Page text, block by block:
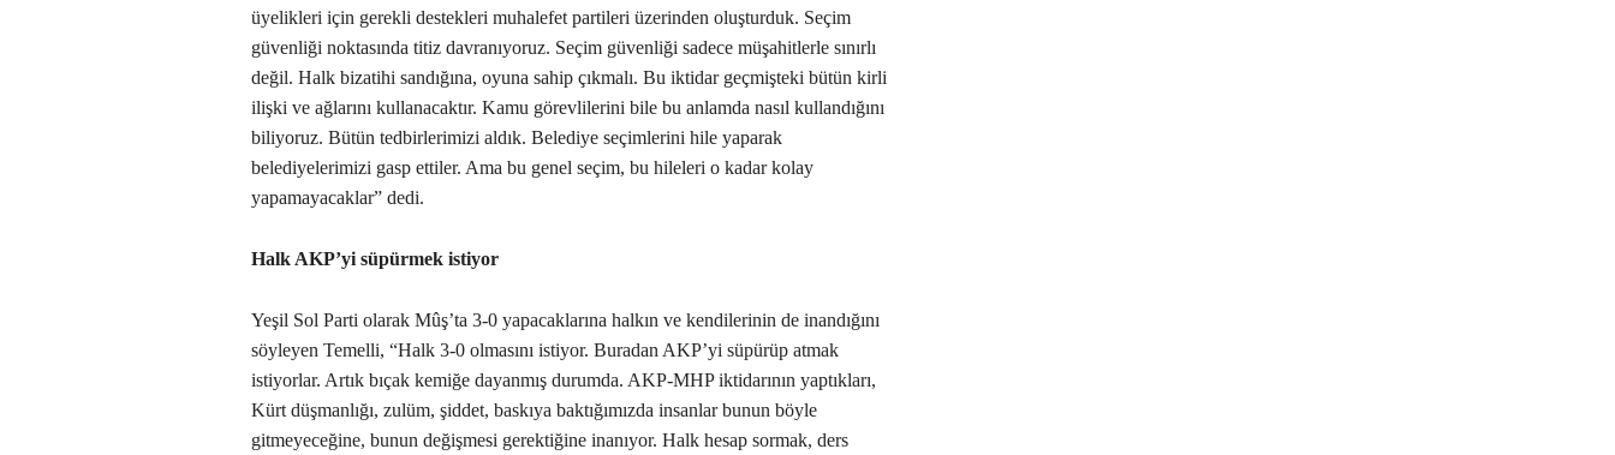
üyelikleri için gerekli destekleri muhalefet partileri üzerinden oluşturduk. Seçim
güvenliği noktasında titiz davranıyoruz. Seçim güvenliği sadece müşahitlerle sınırlı
değil. Halk bizatihi sandığına, oyuna sahip çıkmalı. Bu iktidar geçmişteki bütün kirli
ilişki ve ağlarını kullanacaktır. Kamu görevlilerini bile bu anlamda nasıl kullandığını
biliyoruz. Bütün tedbirlerimizi aldık. Belediye seçimlerini hile yaparak
belediyelerimizi gasp ettiler. Ama bu genel seçim, bu hileleri o kadar kolay
yapamayacaklar” dedi.
Halk AKP’yi süpürmek istiyor
Yeşil Sol Parti olarak Mûş’ta 3-0 yapacaklarına halkın ve kendilerinin de inandığını
söyleyen Temelli, “Halk 3-0 olmasını istiyor. Buradan AKP’yi süpürüp atmak
istiyorlar. Artık bıçak kemiğe dayanmış durumda. AKP-MHP iktidarının yaptıkları,
Kürt düşmanlığı, zulüm, şiddet, baskıya baktığımızda insanlar bunun böyle
gitmeyeceğine, bunun değişmesi gerektiğine inanıyor. Halk hesap sormak, ders